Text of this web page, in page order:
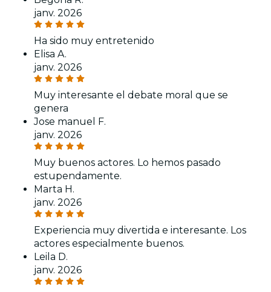
janv. 2026
Ha sido muy entretenido
Elisa A.
janv. 2026
Muy interesante el debate moral que se
genera
Jose manuel F.
janv. 2026
Muy buenos actores. Lo hemos pasado
estupendamente.
Marta H.
janv. 2026
Experiencia muy divertida e interesante. Los
actores especialmente buenos.
Leila D.
janv. 2026